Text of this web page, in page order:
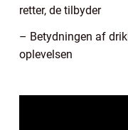
retter, de tilbyder
– Betydningen af
oplevelsen